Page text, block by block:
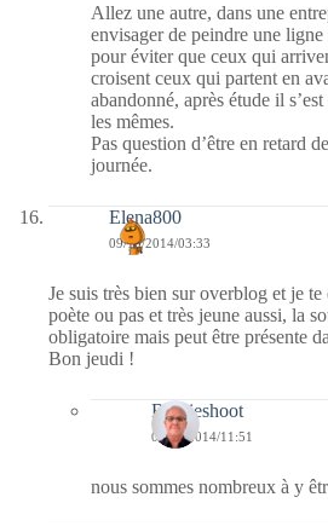
Allez une autre, dans une
envisager de peindre une
pour éviter que ceux qui
croisent ceux qui partent en
abandonné, après étude il
les mêmes.
Pas question d’être en retard
journée.
Elena800
09/10/2014/03:33
Je suis très bien sur overblog et je
poète ou pas et très jeune aussi, la
obligatoire mais peut être présente
Bon jeudi !
Bernieshoot
09/10/2014/11:51
nous sommes nombreux à y